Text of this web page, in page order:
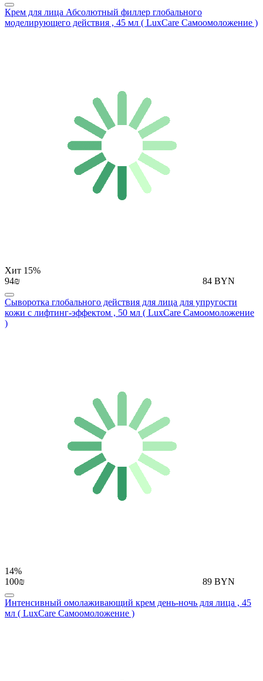
Крем для лица Абсолютный филлер глобального
моделирующего действия , 45 мл ( LuxCare Самоомоложение )
Хит 15%
94₪
84 BYN
Сыворотка глобального действия для лица для упругости
кожи с лифтинг-эффектом , 50 мл ( LuxCare Самоомоложение
)
14%
100₪
89 BYN
Интенсивный омолаживающий крем день-ночь для лица , 45
мл ( LuxCare Самоомоложение )